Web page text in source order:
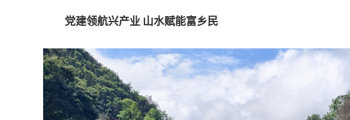
党建领航兴产业 山水赋能富乡民